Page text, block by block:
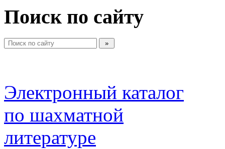
Поиск по сайту
Электронный каталог
по шахматной
литературе